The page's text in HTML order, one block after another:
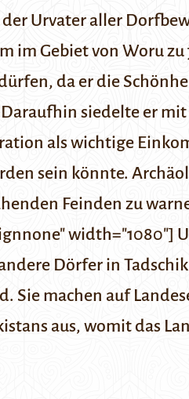
der Urvater aller
im Gebiet von Woru
da er die
siedelte er
als wichtige
sein könnte.
Feinden zu
width="1080"]
Dörfer in
Sie machen auf
aus, womit das